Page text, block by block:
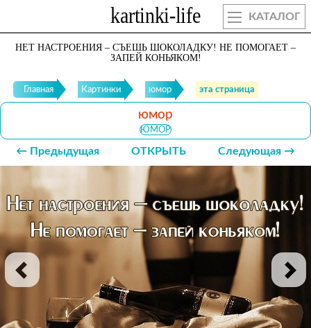
КАТАЛОГ
НЕТ НАСТРОЕНИЯ – СЪЕШЬ ШОКОЛАДКУ! НЕ ПОМОГАЕТ –
ЗАПЕЙ КОНЬЯКОМ!
Главная Картинки юмор эта страница
юмор
ЮМОР
← Предыдущая ОТКРЫТЬ Следующая →